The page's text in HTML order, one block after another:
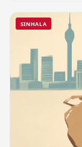
SINHALA